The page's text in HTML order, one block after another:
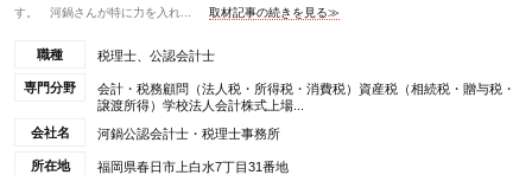
す。 河鍋さんが特に力を入れ...
取材記事の続きを見る≫
職種 税理士、公認会計士
専門分野
会計・税務顧問（法人税・所得税・消費税）資産税（相続税・贈与税・
譲渡所得）学校法人会計株式上場...
会社名
河鍋公認会計士・税理士事務所
所在地 福岡県春日市上白水7丁目31番地